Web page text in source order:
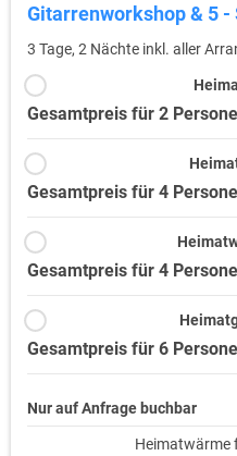
Tradition.
💚 Fazit
Die Region Coburg.Rennsteig
die Ruhe, Natur, Gesundheit und
Entdecken und Genießen.
Gitarrenworkshop & 5
3 Tage, 2 Nächte inkl. aller
Gesamtpreis für 2
Gesamtpreis für 4
Gesamtpreis für 4
Gesamtpreis für 6
Nur auf Anfrage buchbar
Heimatwärme